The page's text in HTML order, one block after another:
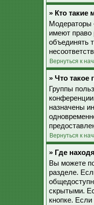
» Кто такие
Модераторы
имеют право
объединять
Вернуться к
» Что такое
Группы
назначены
Вернуться к
» Где
Вы можете
разделе.
скрытыми.
кнопке.